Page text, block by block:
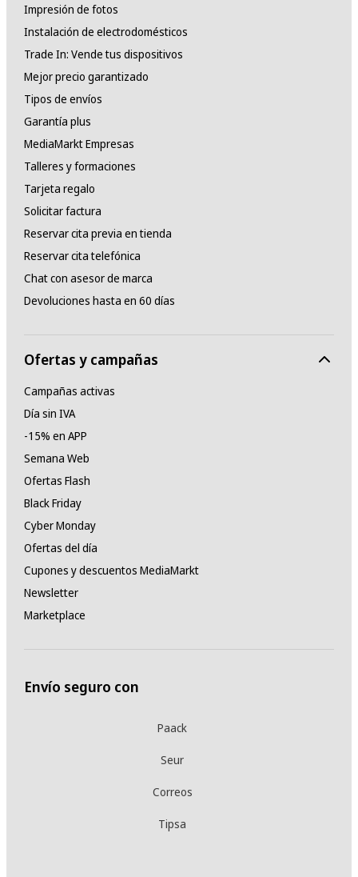
Impresión de fotos
Instalación de electrodomésticos
Trade In: Vende tus dispositivos
Mejor precio garantizado
Tipos de envíos
Garantía plus
MediaMarkt Empresas
Talleres y formaciones
Tarjeta regalo
Solicitar factura
Reservar cita previa en tienda
Reservar cita telefónica
Chat con asesor de marca
Devoluciones hasta en 60 días
Ofertas y campañas
Campañas activas
Día sin IVA
-15% en APP
Semana Web
Ofertas Flash
Black Friday
Cyber Monday
Ofertas del día
Cupones y descuentos MediaMarkt
Newsletter
Marketplace
Envío seguro con
Paack
Seur
Correos
Tipsa